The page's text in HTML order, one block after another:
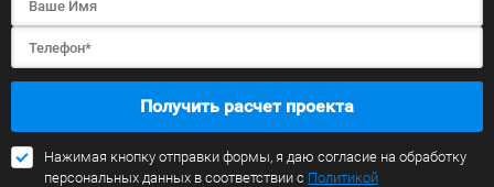
Получить расчет проекта
Нажимая кнопку отправки формы, я даю согласие на обработку
персональных данных в соответствии с Политикой